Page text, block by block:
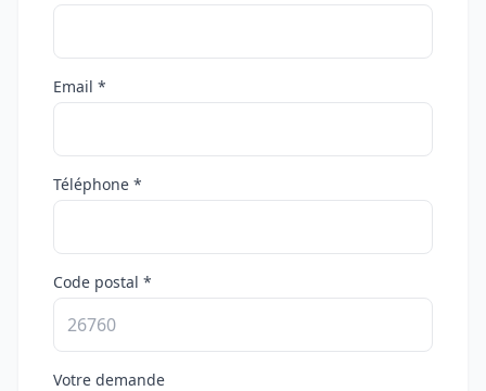
Email *
Téléphone *
Code postal *
Votre demande